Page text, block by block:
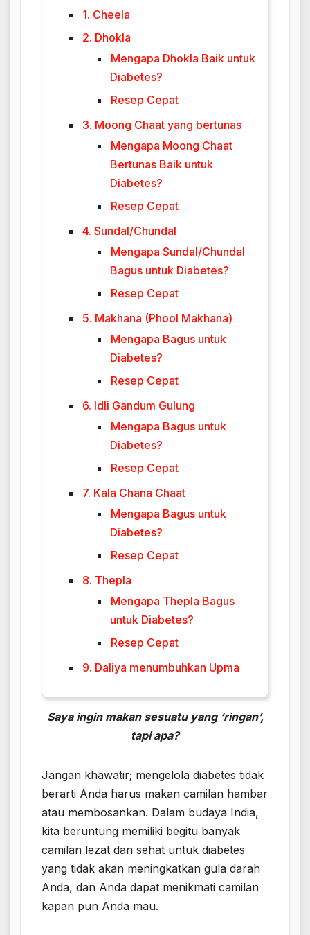
1. Cheela
2. Dhokla
Mengapa Dhokla Baik untuk
Diabetes?
Resep Cepat
3. Moong Chaat yang bertunas
Mengapa Moong Chaat
Bertunas Baik untuk
Diabetes?
Resep Cepat
4. Sundal/Chundal
Mengapa Sundal/Chundal
Bagus untuk Diabetes?
Resep Cepat
5. Makhana (Phool Makhana)
Mengapa Bagus untuk
Diabetes?
Resep Cepat
6. Idli Gandum Gulung
Mengapa Bagus untuk
Diabetes?
Resep Cepat
7. Kala Chana Chaat
Mengapa Bagus untuk
Diabetes?
Resep Cepat
8. Thepla
Mengapa Thepla Bagus
untuk Diabetes?
Resep Cepat
9. Daliya menumbuhkan Upma
Saya ingin makan sesuatu yang ‘ringan’,
tapi apa?
Jangan khawatir; mengelola diabetes tidak
berarti Anda harus makan camilan hambar
atau membosankan. Dalam budaya India,
kita beruntung memiliki begitu banyak
camilan lezat dan sehat untuk diabetes
yang tidak akan meningkatkan gula darah
Anda, dan Anda dapat menikmati camilan
kapan pun Anda mau.